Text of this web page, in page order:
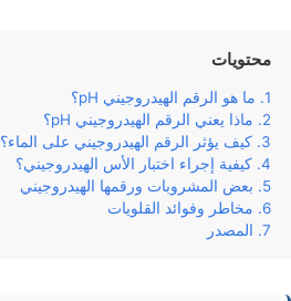
محتويات
ما هو الرقم الهيدروجيني pH؟
ماذا يعني الرقم الهيدروجيني pH؟
كيف يؤثر الرقم الهيدروجيني على الماء؟
كيفية إجراء اختبار الأس الهيدروجيني؟
بعض المشروبات ورقمها الهيدروجيني
مخاطر وفوائد القلويات
المصدر